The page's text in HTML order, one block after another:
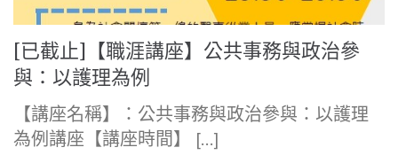
[已截止]【職涯講座】公共事務與政治參
與：以護理為例
【講座名稱】：公共事務與政治參與：以護理
為例講座【講座時間】 […]